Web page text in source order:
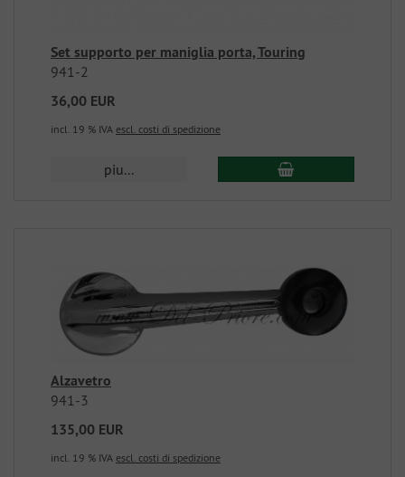
Set supporto per maniglia porta, Touring
941-2
36,00 EUR
incl. 19 % IVA escl. costi di spedizione
piu...
Alzavetro
941-3
135,00 EUR
incl. 19 % IVA escl. costi di spedizione